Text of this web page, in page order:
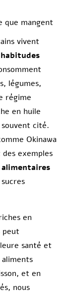
que mangent
vivent
habitudes
légumes,
régime
en huile
souvent cité.
Okinawa
exemples
en
peut
santé et
et en
nous